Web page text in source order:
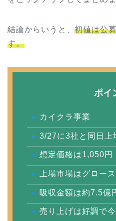
結論からいうと、初値は公
す。
ポイ
カイクラ事業
3/27に3社と同日上
想定価格は1,050円
上場市場はグロース
吸収金額は約7.5億
売り上げは好調で